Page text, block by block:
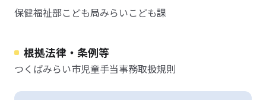
保健福祉部こども局みらいこども課
根拠法律・条例等
つくばみらい市児童手当事務取扱規則